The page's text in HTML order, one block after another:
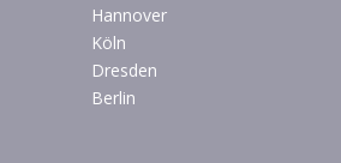
Hannover
Köln
Dresden
Berlin